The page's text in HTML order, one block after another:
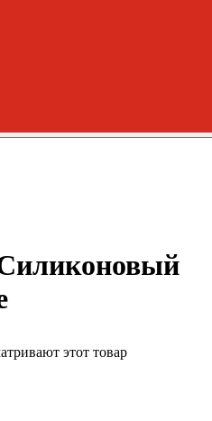
этот товар